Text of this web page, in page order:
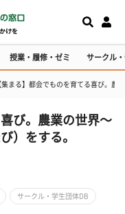
授業・履修・ゼミ サークル
集まる】都会でものを育てる喜び。農
び。農業の世界～
）をする。
サークル・学生団体DB